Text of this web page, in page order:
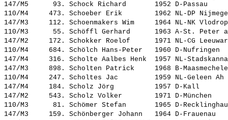
147/M5      93. Schock Richard
1952 D-Passau
110/M4     473. Schoeber Erik
1962 NL-DP
147/M3     112. Schoenmakers Wim
1964 NL-NK
110/M3      55. Schöffl Gerhard
1963 A-St.
147/M2     172. Schokker Roelof
1971 NL-CG
110/M4     684. Schölch Hans-Peter
1960 D-
147/M4     316. Scholte Aalbes Henk
1957 NL-
147/M3     898. Scholten Patrick
1968 B-
110/M4     247. Scholtes Jac
1959 NL-
147/M4     184. Scholz Jörg
1957 D-Kall
147/M2     543. Scholz Volker
1971 D-
110/M3      81. Schömer Stefan
1965 D-
147/M3     159. Schönberger Johann
1964 D-